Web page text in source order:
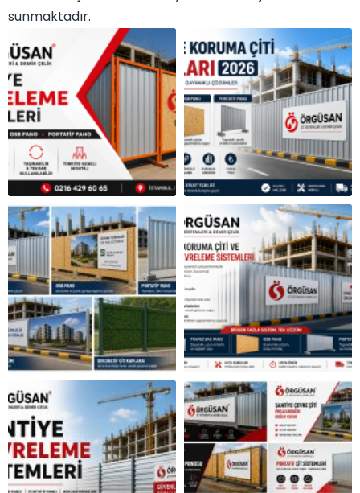
sunmaktadır.